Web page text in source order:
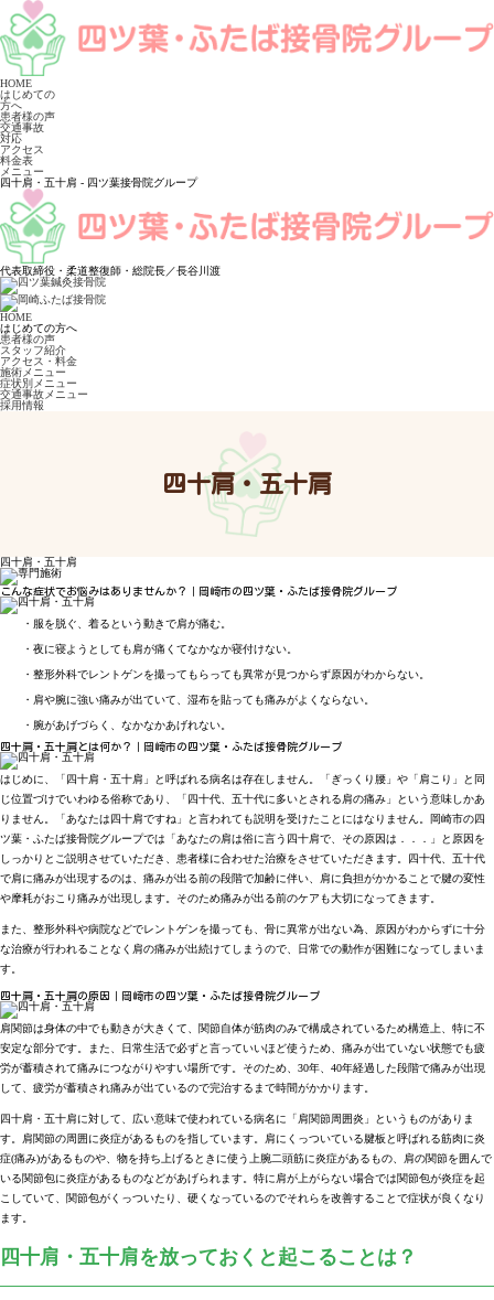
HOME
はじめての
方へ
患者様の声
交通事故
対応
アクセス
料金表
メニュー
四十肩・五十肩 - 四ツ葉接骨院グループ
代表取締役・柔道整復師・総院長／長谷川渡
HOME
はじめての方へ
患者様の声
スタッフ紹介
アクセス・料金
施術メニュー
症状別メニュー
交通事故メニュー
採用情報
四十肩・五十肩
四十肩・五十肩
こんな症状でお悩みはありませんか？｜岡崎市の四ツ葉・ふたば接骨院グループ
・服を脱ぐ、着るという動きで肩が痛む。
・夜に寝ようとしても肩が痛くてなかなか寝付けない。
・整形外科でレントゲンを撮ってもらっても異常が見つからず原因がわからない。
・肩や腕に強い痛みが出ていて、湿布を貼っても痛みがよくならない。
・腕があげづらく、なかなかあげれない。
四十肩・五十肩とは何か？｜岡崎市の四ツ葉・ふたば接骨院グループ
はじめに、「四十肩・五十肩」と呼ばれる病名は存在しません。「ぎっくり腰」や「肩こり」と同
じ位置づけでいわゆる俗称であり、「四十代、五十代に多いとされる肩の痛み」という意味しかあ
りません。「あなたは四十肩ですね」と言われても説明を受けたことにはなりません。岡崎市の四
ツ葉・ふたば接骨院グループでは「あなたの肩は俗に言う四十肩で、その原因は．．．」と原因を
しっかりとご説明させていただき、患者様に合わせた治療をさせていただきます。四十代、五十代
で肩に痛みが出現するのは、痛みが出る前の段階で加齢に伴い、肩に負担がかかることで腱の変性
や摩耗がおこり痛みが出現します。そのため痛みが出る前のケアも大切になってきます。
また、整形外科や病院などでレントゲンを撮っても、骨に異常が出ない為、原因がわからずに十分
な治療が行われることなく肩の痛みが出続けてしまうので、日常での動作が困難になってしまいま
す。
四十肩・五十肩の原因｜岡崎市の四ツ葉・ふたば接骨院グループ
肩関節は身体の中でも動きが大きくて、関節自体が筋肉のみで構成されているため構造上、特に不
安定な部分です。また、日常生活で必ずと言っていいほど使うため、痛みが出ていない状態でも疲
労が蓄積されて痛みにつながりやすい場所です。そのため、30年、40年経過した段階で痛みが出現
して、疲労が蓄積され痛みが出ているので完治するまで時間がかかります。
四十肩・五十肩に対して、広い意味で使われている病名に「肩関節周囲炎」というものがありま
す。肩関節の周囲に炎症があるものを指しています。肩にくっついている腱板と呼ばれる筋肉に炎
症(痛み)があるものや、物を持ち上げるときに使う上腕二頭筋に炎症があるもの、肩の関節を囲んで
いる関節包に炎症があるものなどがあげられます。特に肩が上がらない場合では関節包が炎症を起
こしていて、関節包がくっついたり、硬くなっているのでそれらを改善することで症状が良くなり
ます。
四十肩・五十肩を放っておくと起こることは？